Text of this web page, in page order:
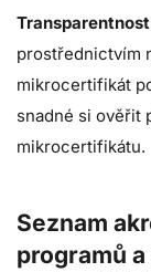
prostřednictvím
mikrocertifikát
snadné si ověřit
mikrocertifikátu.
Seznam
programů